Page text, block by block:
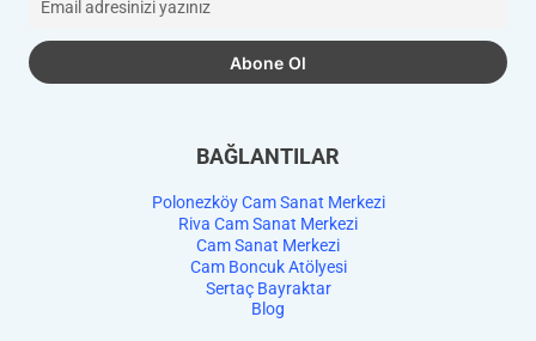
BAĞLANTILAR
Polonezköy Cam Sanat Merkezi
Riva Cam Sanat Merkezi
Cam Sanat Merkezi
Cam Boncuk Atölyesi
Sertaç Bayraktar
Blog